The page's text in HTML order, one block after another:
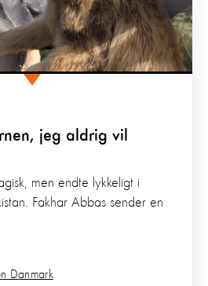
jeg aldrig vil
Danmark
men endte lykkeligt i
Fakhar Abbas sender en